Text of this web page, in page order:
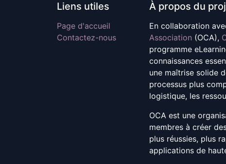
Liens utiles
Page d'accueil
Contactez-nous
À propos du
En collaboration
Association (OCA),
programme
connaissances
une maîtrise solide
processus plus
logistique, les
OCA est une
membres à créer
plus réussies, plus
applications de